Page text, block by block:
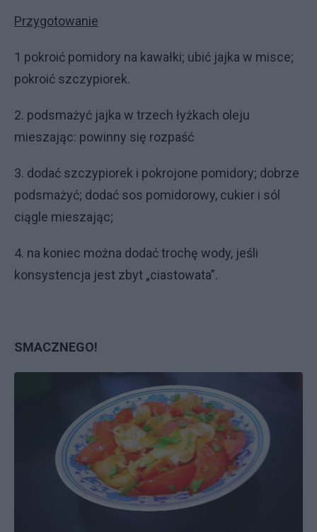
Przygotowanie
1 pokroić pomidory na kawałki; ubić jajka w misce;
pokroić szczypiorek.
2. podsmażyć jajka w trzech łyżkach oleju
mieszając: powinny się rozpaść
3. dodać szczypiorek i pokrojone pomidory; dobrze
podsmażyć; dodać sos pomidorowy, cukier i sól
ciągle mieszając;
4. na koniec można dodać trochę wody, jeśli
konsystencja jest zbyt „ciastowata”.
SMACZNEGO!